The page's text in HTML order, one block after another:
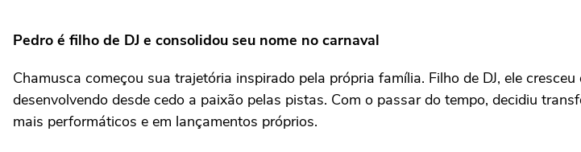
Pedro é filho de DJ e consolidou seu nome no carnaval
Chamusca começou sua trajetória inspirado pela própria família. Filho de DJ, ele
desenvolvendo desde cedo a paixão pelas pistas. Com o passar do tempo, decidiu
mais performáticos e em lançamentos próprios.